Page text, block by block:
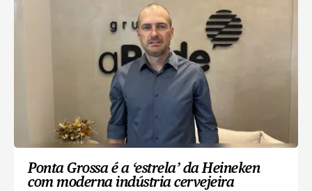
Ponta Grossa é a ‘estrela’ da Heineken
com moderna indústria cervejeira